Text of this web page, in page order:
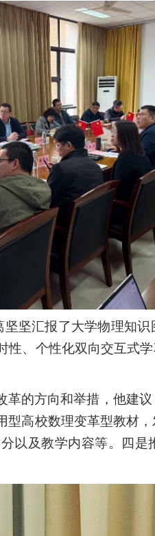
坚汇报了大学物理知
性、个性化双向交互式
的方向和举措，他建
高校数理变革型教材
以及教学内容等。四